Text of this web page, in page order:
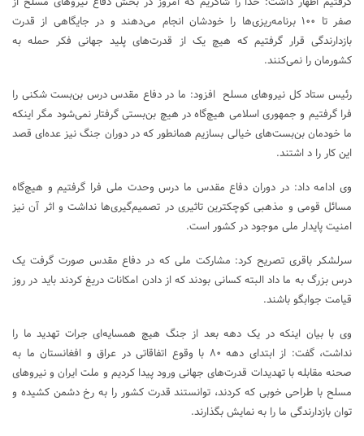
صفر تا ۱۰۰ برنامه‌ریزی‌ها را خودشان انجام می‌دهند و در جایگاهی از قدرت
بازدارندگی قرار گرفتیم که هیچ یک از قدرت‌های پلید جهانی فکر حمله به
کشورمان را نمی‌کنند.
رئیس ستاد کل نیروهای مسلح افزود: ما در دفاع مقدس درس بن‌بست شکنی را
فرا گرفتیم و جمهوری اسلامی هیچ‌گاه در هیچ بن‌بستی گرفتار نمی‌شود مگر اینکه
ما خودمان بن‌بست‌های خیالی بسازیم همانطور که در دوران جنگ نیز عده‌ای قصد
این کار را د اشتند.
وی ادامه داد: در دوران دفاع مقدس ما درس وحدت ملی فرا گرفتیم و هیچ‌گاه
مسائل قومی و مذهبی کوچکترین تاثیری در تصمیم‌گیری‌ها نداشت و اثر آن نیز
امنیت پایدار ملی موجود در کشور است.
سرلشکر باقری تصریح کرد: مشارکت ملی که در دفاع مقدس صورت گرفت یک
درس بزرگ به ما داد البته کسانی بودند که از دادن امکانات دریغ کردند باید در روز
قیامت جوابگو باشند.
وی با بیان اینکه در یک دهه بعد از جنگ هیچ همسایه‌ای جرات تهدید ما را
نداشت، گفت: از ابتدای دهه ۸۰ با وقوع اتفاقاتی در عراق و افغانستان ما به
صحنه مقابله با تهدیدات قدرت‌های جهانی ورود پیدا کردیم و ملت ایران و نیروهای
مسلح با طراحی خوبی که کردند، توانستند قدرت کشور را به رخ دشمن کشیده و
توان بازدارندگی ما را به نمایش بگذارند.